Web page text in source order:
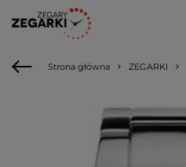
Strona główna ZEGARKI